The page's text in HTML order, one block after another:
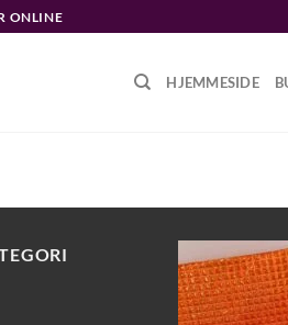
ONLINE
HJEMMESIDE